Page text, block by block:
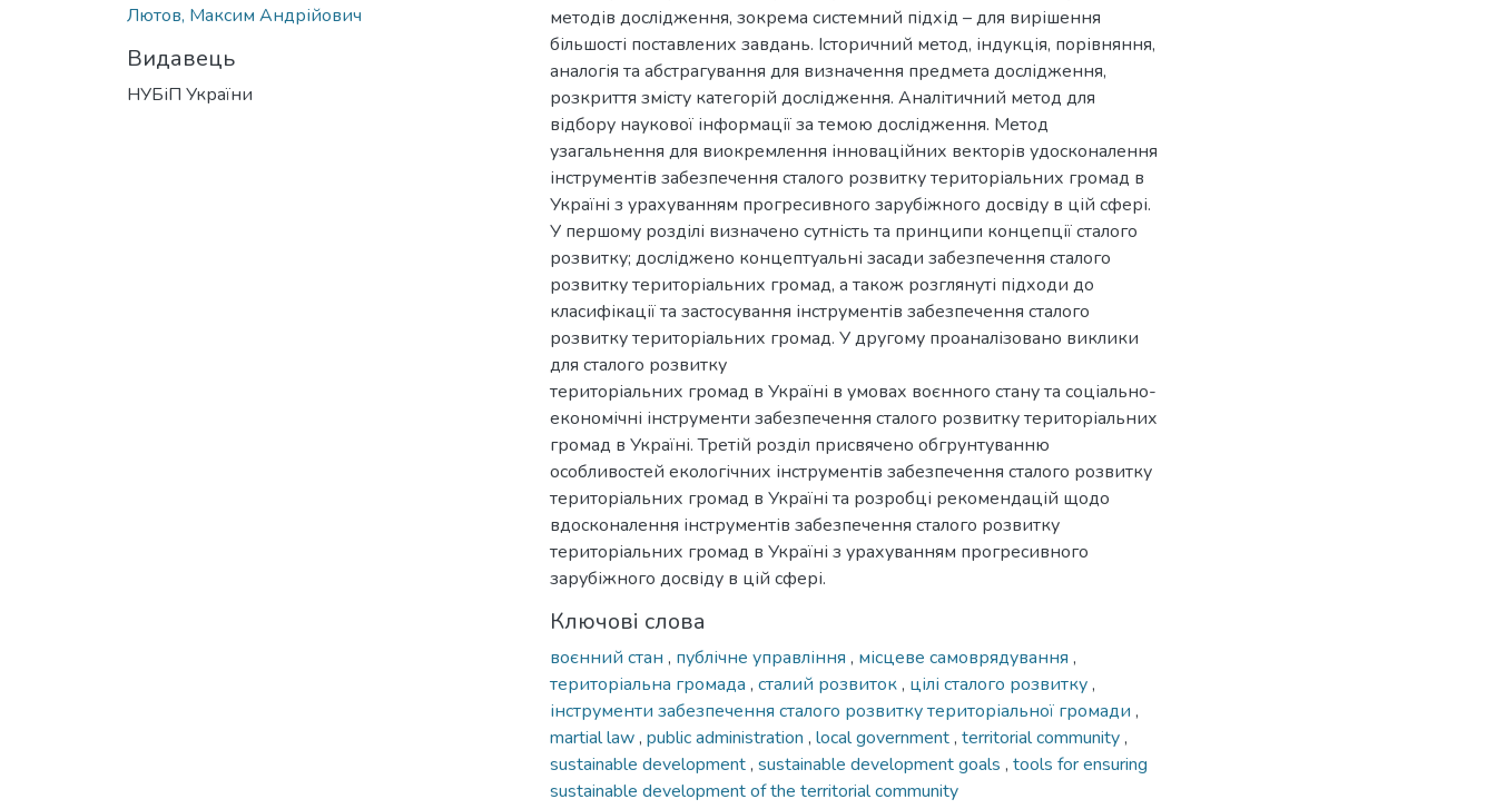
Лютов, Максим Андрійович
Видавець
НУБіП України
методів дослідження, зокрема системний підхід – для вирішення
більшості поставлених завдань. Історичний метод, індукція, порівняння,
аналогія та абстрагування для визначення предмета дослідження,
розкриття змісту категорій дослідження. Аналітичний метод для
відбору наукової інформації за темою дослідження. Метод
узагальнення для виокремлення інноваційних векторів удосконалення
інструментів забезпечення сталого розвитку територіальних громад в
Україні з урахуванням прогресивного зарубіжного досвіду в цій сфері.
У першому розділі визначено сутність та принципи концепції сталого
розвитку; досліджено концептуальні засади забезпечення сталого
розвитку територіальних громад, а також розглянуті підходи до
класифікації та застосування інструментів забезпечення сталого
розвитку територіальних громад. У другому проаналізовано виклики
для сталого розвитку
територіальних громад в Україні в умовах воєнного стану та соціально-
економічні інструменти забезпечення сталого розвитку територіальних
громад в Україні. Третій розділ присвячено обгрунтуванню
особливостей екологічних інструментів забезпечення сталого розвитку
територіальних громад в Україні та розробці рекомендацій щодо
вдосконалення інструментів забезпечення сталого розвитку
територіальних громад в Україні з урахуванням прогресивного
зарубіжного досвіду в цій сфері.
Ключові слова
воєнний стан , публічне управління , місцеве самоврядування ,
територіальна громада , сталий розвиток, цілі сталого розвитку,
інструменти забезпечення сталого розвитку територіальної громади ,
martial law, public administration , local government, territorial community,
sustainable development, sustainable development goals , tools for ensuring
sustainable development of the territorial community